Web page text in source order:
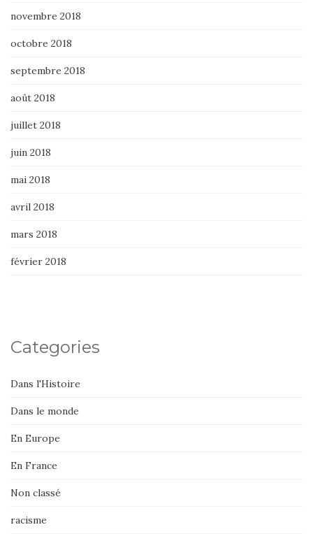
novembre 2018
octobre 2018
septembre 2018
août 2018
juillet 2018
juin 2018
mai 2018
avril 2018
mars 2018
février 2018
Categories
Dans l'Histoire
Dans le monde
En Europe
En France
Non classé
racisme